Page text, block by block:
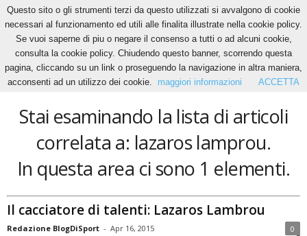
Home Tags Lazaros lamprou
lazaros lamprou
Stai esaminando la lista di articoli
correlata a: lazaros lamprou.
In questa area ci sono 1 elementi.
Il cacciatore di talenti: Lazaros Lambrou
Redazione BlogDiSport - Apr 16, 2015 0
Questo sito o gli strumenti terzi da questo utilizzati si avvalgono di cookie
necessari al funzionamento ed utili alle finalita illustrate nella cookie policy.
Se vuoi saperne di piu o negare il consenso a tutti o ad alcuni cookie,
consulta la cookie policy. Chiudendo questo banner, scorrendo questa
pagina, cliccando su un link o proseguendo la navigazione in altra maniera,
acconsenti ad un utilizzo dei cookie.
maggiori informazioni ACCETTA